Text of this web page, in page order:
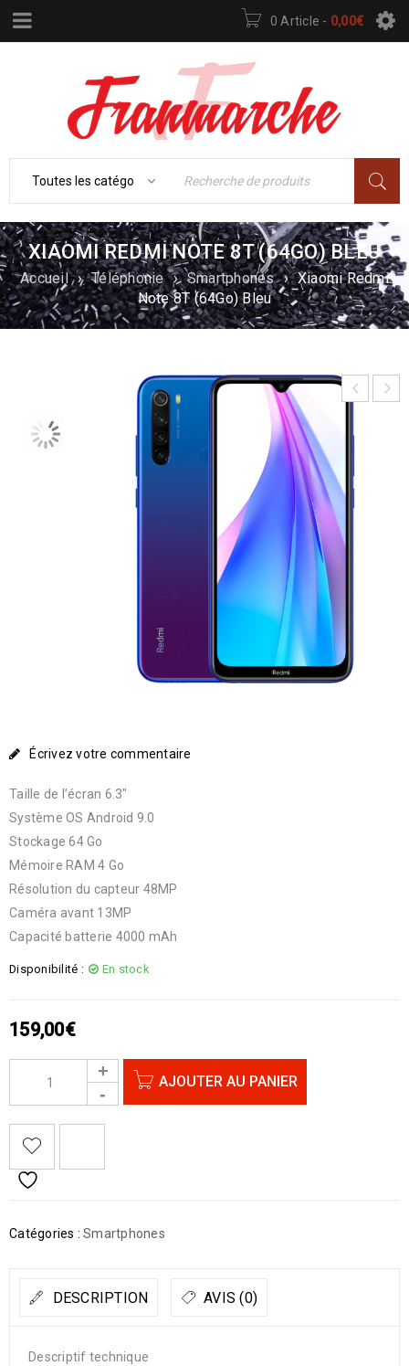
0 Article - 0,00€
XIAOMI REDMI NOTE 8T (64GO) BLEU
Accueil › Téléphonie › Smartphones › Xiaomi Redmi
Note 8T (64Go) Bleu
Écrivez votre commentaire
Taille de l’écran 6.3″
Système OS Android 9.0
Stockage 64 Go
Mémoire RAM 4 Go
Résolution du capteur 48MP
Caméra avant 13MP
Capacité batterie 4000 mAh
Disponibilité : En stock
159,00€
AJOUTER AU PANIER
Catégories : Smartphones
DESCRIPTION AVIS (0)
Descriptif technique